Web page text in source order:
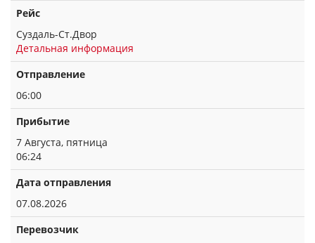
Рейс
Суздаль-Ст.Двор
Детальная информация
Отправление
06:00
Прибытие
7 Августа, пятница
06:24
Дата отправления
07.08.2026
Перевозчик